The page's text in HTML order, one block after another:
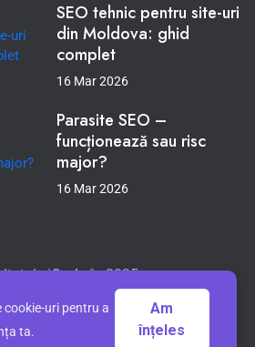
SEO tehnic pentru site-uri
din Moldova: ghid
complet
16 Mar 2026
Parasite SEO –
funcționează sau risc
major?
16 Mar 2026
deiCodeîn 2025
de SRL Ioneli Development
de confidențialitate
uri pentru a
ta.
Am
înțeles